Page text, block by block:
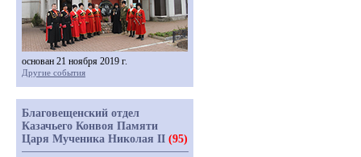
основан 21 ноября 2019 г.
Другие события
Благовещенский отдел
Казачьего Конвоя Памяти
Царя Мученика Николая II (95)